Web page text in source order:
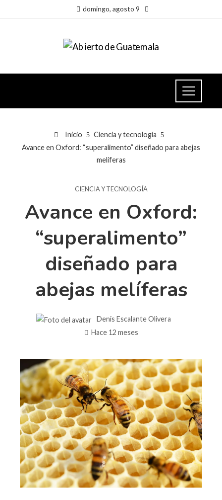
domingo, agosto 9
Inicio
Ciencia y tecnología
Avance en Oxford: “superalimento” diseñado para abejas
melíferas
CIENCIA Y TECNOLOGÍA
Avance en Oxford:
“superalimento”
diseñado para
abejas melíferas
Denis Escalante Olivera
Hace 12 meses